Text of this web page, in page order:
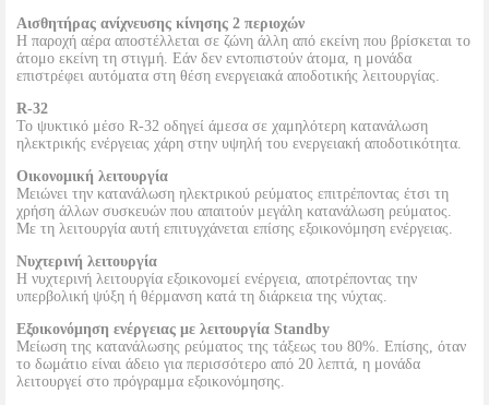
Αισθητήρας ανίχνευσης κίνησης 2 περιοχών
Η παροχή αέρα αποστέλλεται σε ζώνη άλλη από εκείνη που βρίσκεται το
άτομο εκείνη τη στιγμή. Εάν δεν εντοπιστούν άτομα, η μονάδα
επιστρέφει αυτόματα στη θέση ενεργειακά αποδοτικής λειτουργίας.
R-32
Το ψυκτικό μέσο R-32 οδηγεί άμεσα σε χαμηλότερη κατανάλωση
ηλεκτρικής ενέργειας χάρη στην υψηλή του ενεργειακή αποδοτικότητα.
Οικονομική λειτουργία
Μειώνει την κατανάλωση ηλεκτρικού ρεύματος επιτρέποντας έτσι τη
χρήση άλλων συσκευών που απαιτούν μεγάλη κατανάλωση ρεύματος.
Με τη λειτουργία αυτή επιτυγχάνεται επίσης εξοικονόμηση ενέργειας.
Νυχτερινή λειτουργία
Η νυχτερινή λειτουργία εξοικονομεί ενέργεια, αποτρέποντας την
υπερβολική ψύξη ή θέρμανση κατά τη διάρκεια της νύχτας.
Εξοικονόμηση ενέργειας με λειτουργία Standby
Μείωση της κατανάλωσης ρεύματος της τάξεως του 80%. Επίσης, όταν
το δωμάτιο είναι άδειο για περισσότερο από 20 λεπτά, η μονάδα
λειτουργεί στο πρόγραμμα εξοικονόμησης.